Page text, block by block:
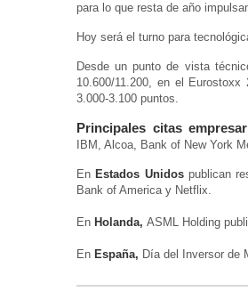
para lo que resta de año
Hoy será el turno para
Desde un punto de vista
10.600/11.200, en el
3.000-3.100 puntos.
Principales citas
IBM, Alcoa, Bank of New York
En Estados Unidospublican
Bank of America y Netflix.
En Holanda, ASML Holding
En España, Día del Inversor de